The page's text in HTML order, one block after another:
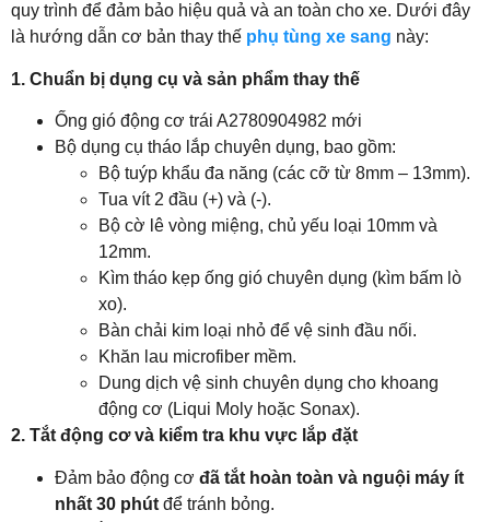
quy trình để đảm bảo hiệu quả và an toàn cho xe. Dưới đây
là hướng dẫn cơ bản thay thế phụ tùng xe sang này:
1. Chuẩn bị dụng cụ và sản phẩm thay thế
Ống gió động cơ trái A2780904982 mới
Bộ dụng cụ tháo lắp chuyên dụng, bao gồm:
Bộ tuýp khẩu đa năng (các cỡ từ 8mm – 13mm).
Tua vít 2 đầu (+) và (-).
Bộ cờ lê vòng miệng, chủ yếu loại 10mm và
12mm.
Kìm tháo kẹp ống gió chuyên dụng (kìm bấm lò
xo).
Bàn chải kim loại nhỏ để vệ sinh đầu nối.
Khăn lau microfiber mềm.
Dung dịch vệ sinh chuyên dụng cho khoang
động cơ (Liqui Moly hoặc Sonax).
2. Tắt động cơ và kiểm tra khu vực lắp đặt
Đảm bảo động cơ đã tắt hoàn toàn và nguội máy ít
nhất 30 phút để tránh bỏng.